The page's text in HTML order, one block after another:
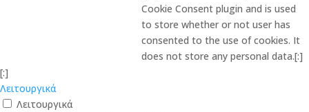
Cookie Consent plugin and is used
to store whether or not user has
consented to the use of cookies. It
does not store any personal data.[:]
[:]
Λειτουργικά
Λειτουργικά